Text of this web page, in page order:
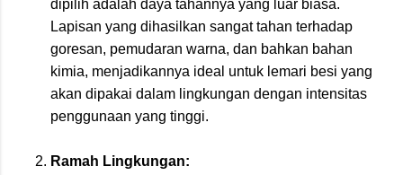
dipilih adalah daya tahannya yang luar biasa.
Lapisan yang dihasilkan sangat tahan terhadap
goresan, pemudaran warna, dan bahkan bahan
kimia, menjadikannya ideal untuk lemari besi yang
akan dipakai dalam lingkungan dengan intensitas
penggunaan yang tinggi.
Ramah Lingkungan: